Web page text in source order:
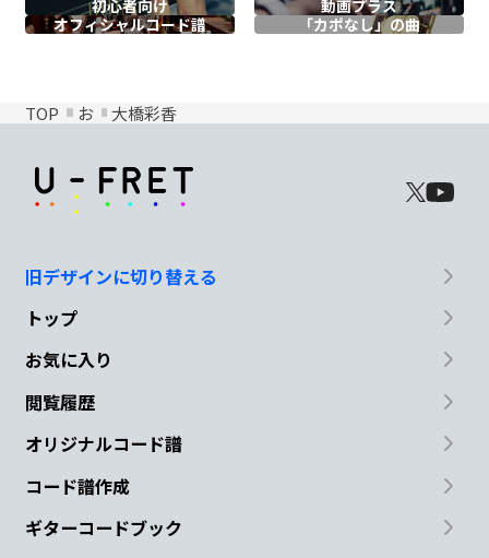
初心者向け
動画プラス
オフィシャルコード譜 「カポなし」の曲
TOP お 大橋彩香
旧デザインに切り替える
トップ
お気に入り
閲覧履歴
オリジナルコード譜
コード譜作成
ギターコードブック